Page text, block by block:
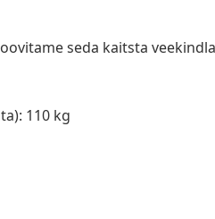
seda kaitsta
110 kg